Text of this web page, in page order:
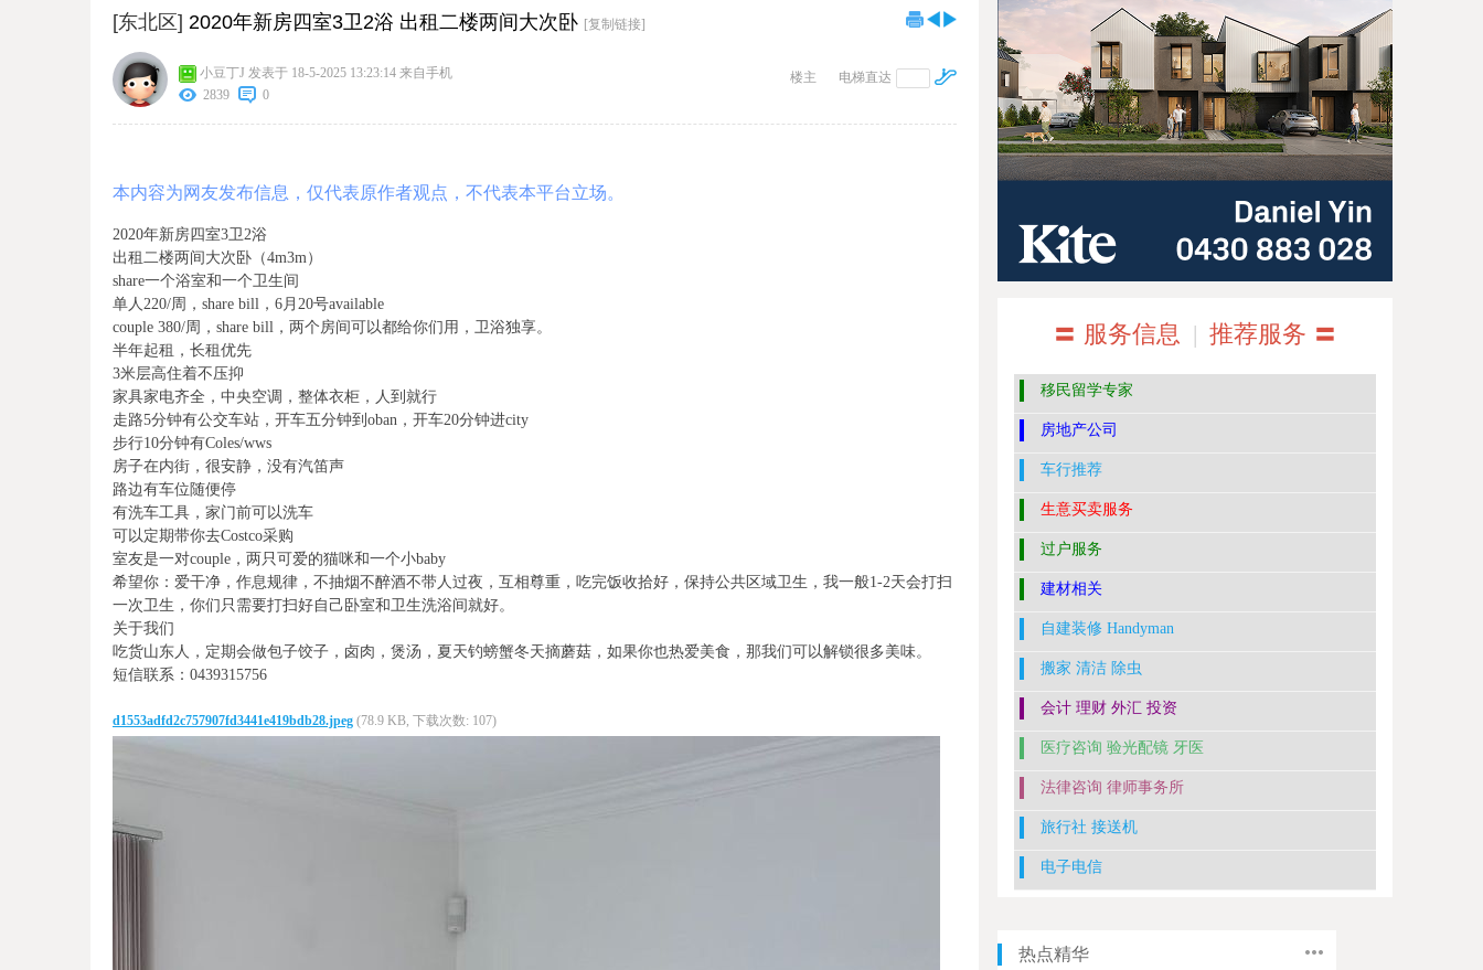
[东北区] 2020年新房四室3卫2浴 出租二楼两间大次卧 [复制链接]
电梯直达
楼主
小豆丁J 发表于 18-5-2025 13:23:14 来自手机
2839
0
本内容为网友发布信息，仅代表原作者观点，不代表本平台立场。
2020年新房四室3卫2浴
出租二楼两间大次卧（4m3m）
share一个浴室和一个卫生间
单人220/周，share bill，6月20号available
couple 380/周，share bill，两个房间可以都给你们用，卫浴独享。
半年起租，长租优先
3米层高住着不压抑
家具家电齐全，中央空调，整体衣柜，人到就行
走路5分钟有公交车站，开车五分钟到oban，开车20分钟进city
步行10分钟有Coles/wws
房子在内街，很安静，没有汽笛声
路边有车位随便停
有洗车工具，家门前可以洗车
可以定期带你去Costco采购
室友是一对couple，两只可爱的猫咪和一个小baby
希望你：爱干净，作息规律，不抽烟不醉酒不带人过夜，互相尊重，吃完饭收拾好，保持公共区域卫生，我一般1-2天会打扫
一次卫生，你们只需要打扫好自己卧室和卫生洗浴间就好。
关于我们
吃货山东人，定期会做包子饺子，卤肉，煲汤，夏天钓螃蟹冬天摘蘑菇，如果你也热爱美食，那我们可以解锁很多美味。
短信联系：0439315756
d1553adfd2c757907fd3441e419bdb28.jpeg (78.9 KB, 下载次数: 107)
〓 服务信息 | 推荐服务 〓
移民留学专家
房地产公司
车行推荐
生意买卖服务
过户服务
建材相关
自建装修 Handyman
搬家 清洁 除虫
会计 理财 外汇 投资
医疗咨询 验光配镜 牙医
法律咨询 律师事务所
旅行社 接送机
电子电信
热点精华